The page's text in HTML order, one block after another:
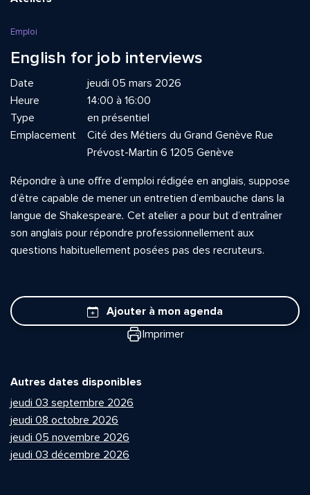
Emploi
English for job interviews
Date
jeudi 05 mars 2026
Heure
14:00 à 16:00
Type
en présentiel
Emplacement
Cité des Métiers du Grand Genève Rue
Prévost-Martin 6 1205 Genève
Répondre à une offre d’emploi rédigée en anglais, suppose
d’être capable de mener un entretien d’embauche dans la
langue de Shakespeare. Cet atelier a pour but d’entraîner
son anglais pour répondre professionnellement aux
questions habituellement posées pas des recruteurs.
Ajouter à mon agenda
Imprimer
Autres dates disponibles
jeudi 03 septembre 2026
jeudi 08 octobre 2026
jeudi 05 novembre 2026
jeudi 03 décembre 2026